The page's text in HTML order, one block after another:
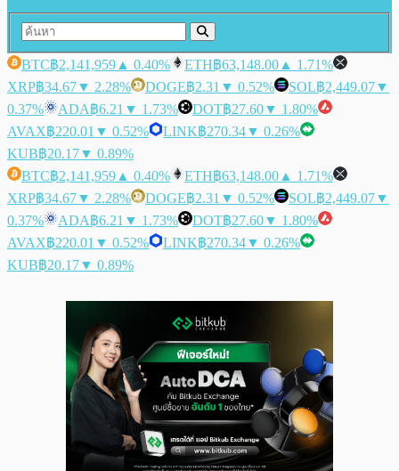
BTC฿2,141,959 ▲ 0.40% ETH฿63,148.00 ▲ 1.71%
XRP฿34.67▼ 2.28% DOGE฿2.31 ▼ 0.52% SOL฿2,449.07▼
0.37%
ADA฿6.21 ▼ 1.73% DOT฿27.60▼ 1.80%
AVAX฿220.01 ▼ 0.52% LINK฿270.34▼ 0.26%
KUB฿20.17▼ 0.89%
BTC฿2,141,959 ▲ 0.40% ETH฿63,148.00 ▲ 1.71%
XRP฿34.67▼ 2.28% DOGE฿2.31 ▼ 0.52% SOL฿2,449.07▼
0.37%
ADA฿6.21 ▼ 1.73% DOT฿27.60▼ 1.80%
AVAX฿220.01 ▼ 0.52% LINK฿270.34▼ 0.26%
KUB฿20.17▼ 0.89%